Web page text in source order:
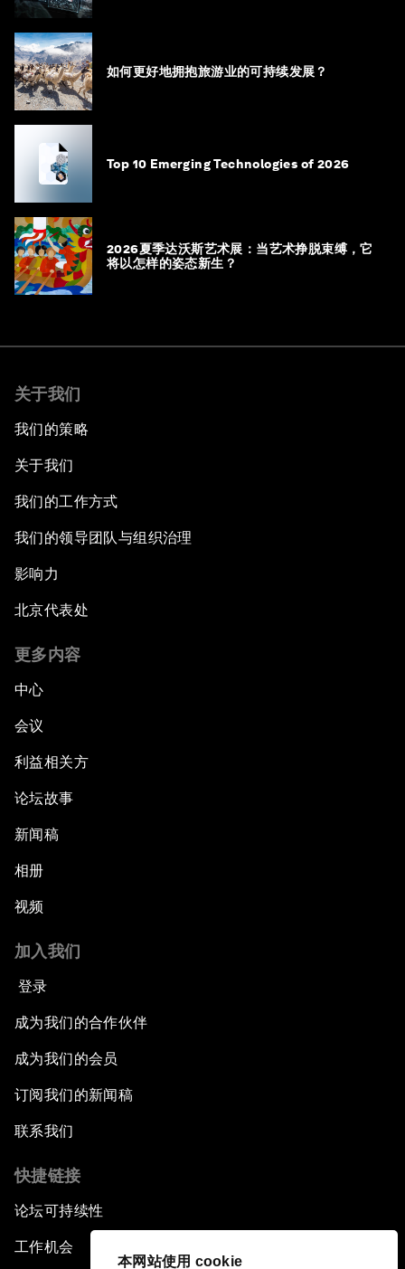
本网站使用 cookie
如何更好地拥抱旅游业的可持续发展？
Top 10 Emerging Technologies of 2026
2026夏季达沃斯艺术展：当艺术挣脱束缚，它
将以怎样的姿态新生？
关于我们
我们的策略
关于我们
我们的工作方式
我们的领导团队与组织治理
影响力
北京代表处
更多内容
中心
会议
利益相关方
论坛故事
新闻稿
相册
视频
加入我们
登录
成为我们的合作伙伴
成为我们的会员
订阅我们的新闻稿
联系我们
快捷链接
论坛可持续性
工作机会